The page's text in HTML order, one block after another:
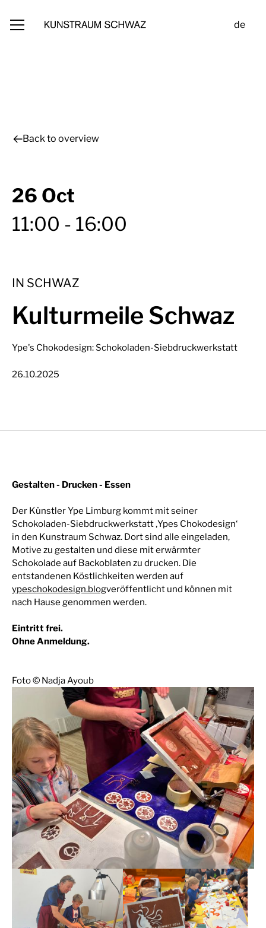
de
Back to overview
26 Oct
11:00 - 16:00
IN SCHWAZ
Kulturmeile Schwaz
Ype's Chokodesign: Schokoladen-Siebdruckwerkstatt
26.10.2025
Gestalten - Drucken - Essen
Der Künstler Ype Limburg kommt mit seiner
Schokoladen-Siebdruckwerkstatt ‚Ypes Chokodesign‘
in den Kunstraum Schwaz. Dort sind alle eingeladen,
Motive zu gestalten und diese mit erwärmter
Schokolade auf Backoblaten zu drucken. Die
entstandenen Köstlichkeiten werden auf
ypeschokodesign.blogveröffentlicht und können mit
nach Hause genommen werden.
Eintritt frei.
Ohne Anmeldung.
Foto © Nadja Ayoub